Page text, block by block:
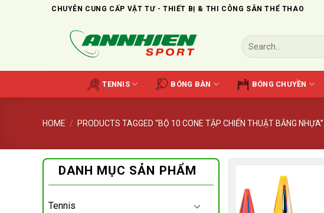
CHUYÊN CUNG CẤP VẬT TƯ - THIẾT BỊ & THI CÔNG SÂN THỂ THAO
Search
for:
TENNIS BÓNG BÀN BÓNG CHUYỀN
HOME / PRODUCTS TAGGED “BỘ 10 CONE TẬP CHIẾN THUẬT BẰNG NHỰA”
DANH MỤC SẢN PHẨM
Tennis